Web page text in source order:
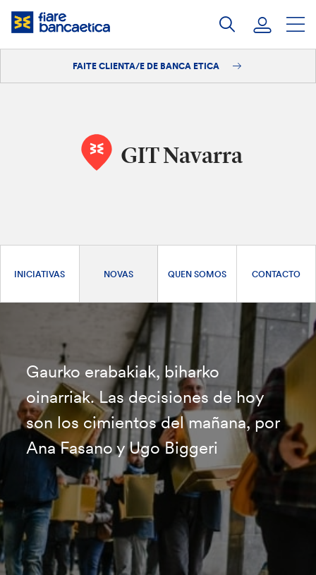
Saltar
FAITE CLIENTA/E DE BANCA ETICA
GIT Navarra
INICIATIVAS NOVAS QUEN SOMOS CONTACTO
Gaurko erabakiak, biharko
oinarriak. Las decisiones de hoy
son los cimientos del mañana, por
Ana Fasano y Ugo Biggeri